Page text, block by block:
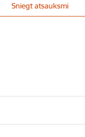
Sniegt atsauksmi